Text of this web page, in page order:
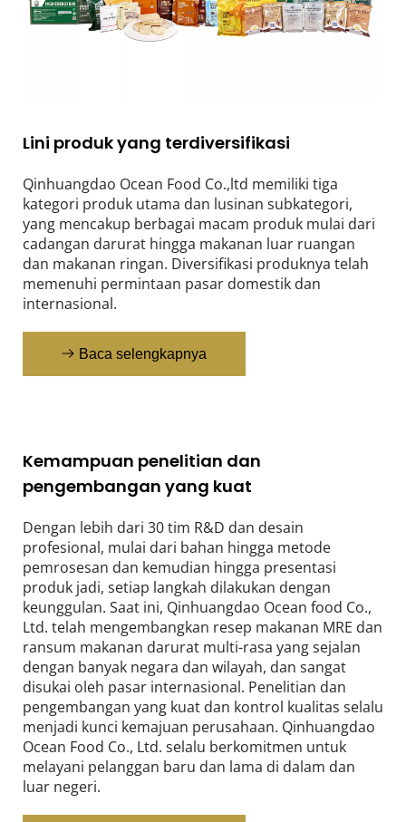
Lini produk yang terdiversifikasi
Qinhuangdao Ocean Food Co.,ltd memiliki tiga
kategori produk utama dan lusinan subkategori,
yang mencakup berbagai macam produk mulai dari
cadangan darurat hingga makanan luar ruangan
dan makanan ringan. Diversifikasi produknya telah
memenuhi permintaan pasar domestik dan
internasional.
Baca selengkapnya
Kemampuan penelitian dan
pengembangan yang kuat
Dengan lebih dari 30 tim R&D dan desain
profesional, mulai dari bahan hingga metode
pemrosesan dan kemudian hingga presentasi
produk jadi, setiap langkah dilakukan dengan
keunggulan. Saat ini, Qinhuangdao Ocean food Co.,
Ltd. telah mengembangkan resep makanan MRE dan
ransum makanan darurat multi-rasa yang sejalan
dengan banyak negara dan wilayah, dan sangat
disukai oleh pasar internasional. Penelitian dan
pengembangan yang kuat dan kontrol kualitas selalu
menjadi kunci kemajuan perusahaan. Qinhuangdao
Ocean Food Co., Ltd. selalu berkomitmen untuk
melayani pelanggan baru dan lama di dalam dan
luar negeri.